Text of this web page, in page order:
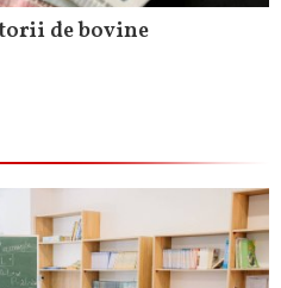
de bovine